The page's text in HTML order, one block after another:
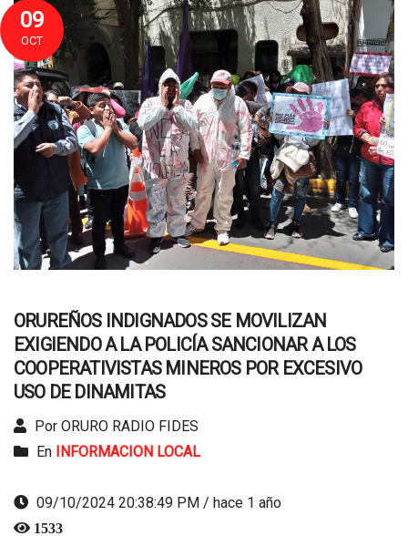
09
OCT
ORUREÑOS INDIGNADOS SE MOVILIZAN
EXIGIENDO A LA POLICÍA SANCIONAR A LOS
COOPERATIVISTAS MINEROS POR EXCESIVO
USO DE DINAMITAS
Por ORURO RADIO FIDES
En INFORMACION LOCAL
09/10/2024 20:38:49 PM / hace 1 año
1533